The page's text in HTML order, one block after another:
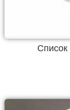
Список